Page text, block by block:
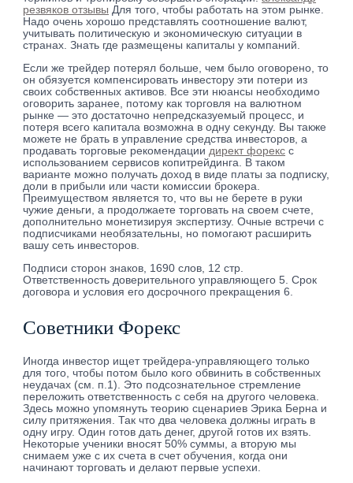
резвяков отзывы Для того, чтобы работать на этом рынке.
Надо очень хорошо представлять соотношение валют,
учитывать политическую и экономическую ситуации в
странах. Знать где размещены капиталы у компаний.
Если же трейдер потерял больше, чем было оговорено, то
он обязуется компенсировать инвестору эти потери из
своих собственных активов. Все эти нюансы необходимо
оговорить заранее, потому как торговля на валютном
рынке — это достаточно непредсказуемый процесс, и
потеря всего капитала возможна в одну секунду. Вы также
можете не брать в управление средства инвесторов, а
продавать торговые рекомендациидирект форекс с
использованием сервисов копитрейдинга. В таком
варианте можно получать доход в виде платы за подписку,
доли в прибыли или части комиссии брокера.
Преимуществом является то, что вы не берете в руки
чужие деньги, а продолжаете торговать на своем счете,
дополнительно монетизируя экспертизу. Очные встречи с
подписчиками необязательны, но помогают расширить
вашу сеть инвесторов.
Подписи сторон знаков, 1690 слов, 12 стр.
Ответственность доверительного управляющего 5. Срок
договора и условия его досрочного прекращения 6.
Советники Форекс
Иногда инвестор ищет трейдера-управляющего только
для того, чтобы потом было кого обвинить в собственных
неудачах (см. п.1). Это подсознательное стремление
переложить ответственность с себя на другого человека.
Здесь можно упомянуть теорию сценариев Эрика Берна и
силу притяжения. Так что два человека должны играть в
одну игру. Один готов дать денег, другой готов их взять.
Некоторые ученики вносят 50% суммы, а вторую мы
снимаем уже с их счета в счет обучения, когда они
начинают торговать и делают первые успехи.